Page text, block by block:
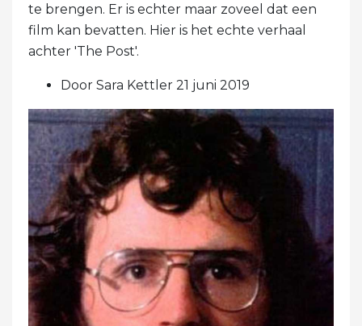
te brengen. Er is echter maar zoveel dat een
film kan bevatten. Hier is het echte verhaal
achter 'The Post'.
Door Sara Kettler 21 juni 2019